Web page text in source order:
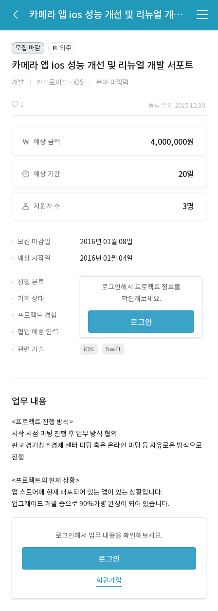
카메라 앱 ios 성능 개선 및 리뉴얼 개발 서포트
모집 마감 📔 외주
카메라 앱 ios 성능 개선 및 리뉴얼 개발 서포트
개발 안드로이드 iOS 분야 미입력
1 등록 일자 2015.12.30.
예상 금액 4,000,000원
예상 기간 20일
지원자 수 3명
모집 마감일
2016년 01월 08일
예상 시작일
2016년 01월 04일
로그인해서 프로젝트 정보를
확인해보세요.
로그인
진행 분류
기획 상태
프로젝트 경험
협업 예정 인력
관련 기술
iOS Swift
업무 내용
<프로젝트 진행 방식>
시작 시점 미팅 진행 후 업무 방식 협의
판교 경기창조경제 센터 미팅 혹은 온라인 미팅 등 자유로운 방식으로
진행
<프로젝트의 현재 상황>
앱 스토어에 현재 배포되어 있는 앱이 있는 상황입니다.
업그레이드 개발 중으로 90%가량 완성이 되어 있습니다.
로그인해서 업무 내용을 확인해보세요.
로그인
회원가입